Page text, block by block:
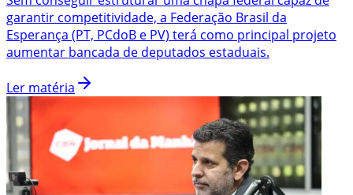
garantir competitividade, a Federação Brasil da
Esperança (PT, PCdoB e PV) terá como principal projeto
aumentar bancada de deputados estaduais.
Ler matéria